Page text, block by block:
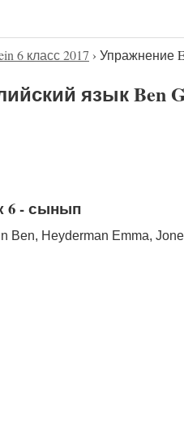
6 класс 2017 › Упражнение
язык Ben
6 - сынып
Ben, Heyderman Emma,